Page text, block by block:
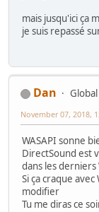
mais jusqu'ici ça
je suis repassé
Dan
November 07, 2018,
WASAPI sonne
DirectSound est
dans les derniers
Si ça craque
modifier
Tu me diras ce